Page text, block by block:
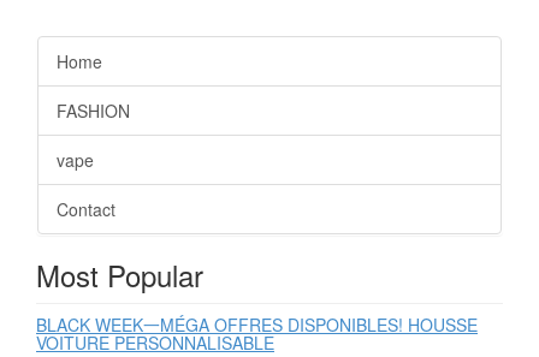
Home
FASHION
vape
Contact
Most Popular
BLACK WEEK一MÉGA OFFRES DISPONIBLES! HOUSSE
VOITURE PERSONNALISABLE